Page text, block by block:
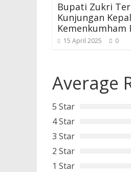
Bupati Zukri
Kunjungan
Kemenkumham
15 April 2025 0
Average
5 Star
4 Star
3 Star
2 Star
1 Star